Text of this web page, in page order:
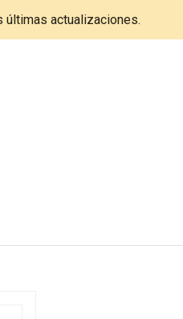
últimas actualizaciones.